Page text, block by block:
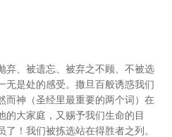
弃、被遗忘、被弃之不顾、不被选
是处的感受。撒旦百般诱惑我们
而神（圣经里最重要的两个词）在
的大家庭，又赐予我们生命的目
！我们被拣选站在得胜者之列。